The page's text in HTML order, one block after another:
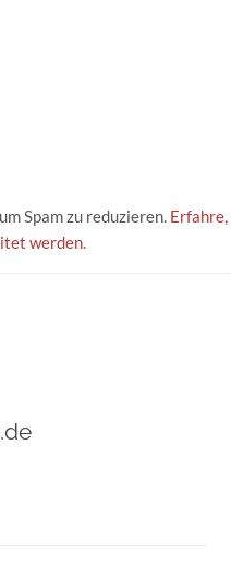
Spam zu reduzieren. Erfahre,
werden.